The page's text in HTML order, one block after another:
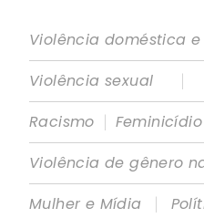
Violência doméstica
Violência sexual
|
Racismo | Feminicídio
Violência de gênero
Mulher e Mídia
|